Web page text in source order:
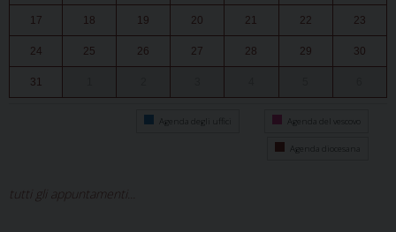
17 18 19 20 21 22 23
24 25 26 27 28 29 30
31
Agenda degli uffici Agenda del vescovo
Agenda diocesana
tutti gli appuntamenti...